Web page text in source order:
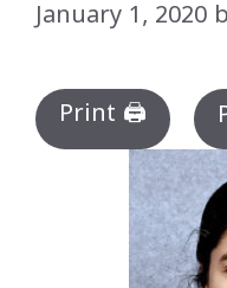
January 1, 2020
Print 🖨